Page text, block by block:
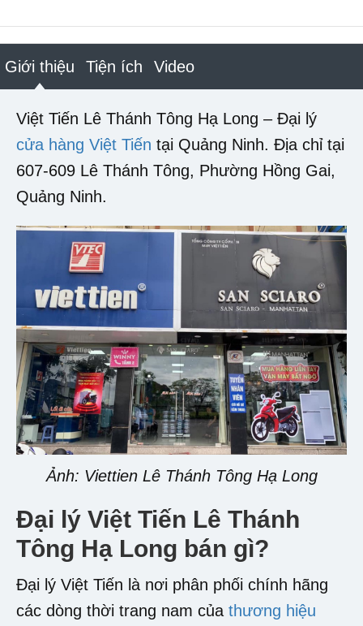
Giới thiệu Tiện ích Video
Việt Tiến Lê Thánh Tông Hạ Long – Đại lý
cửa hàng Việt Tiến tại Quảng Ninh. Địa chỉ tại
607-609 Lê Thánh Tông, Phường Hồng Gai,
Quảng Ninh.
Ảnh: Viettien Lê Thánh Tông Hạ Long
Đại lý Việt Tiến Lê Thánh
Tông Hạ Long bán gì?
Đại lý Việt Tiến là nơi phân phối chính hãng
các dòng thời trang nam của thương hiệu